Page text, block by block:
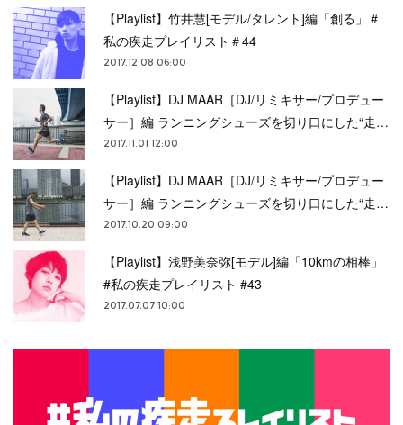
【Playlist】竹井慧[モデル/タレント]編「創る」＃
私の疾走プレイリスト＃44
2017.12.08 06:00
【Playlist】DJ MAAR［DJ/リミキサー/プロデュー
サー］編 ランニングシューズを切り口にした“走…
2017.11.01 12:00
【Playlist】DJ MAAR［DJ/リミキサー/プロデュー
サー］編 ランニングシューズを切り口にした“走…
2017.10.20 09:00
【Playlist】浅野美奈弥[モデル]編「10kmの相棒」
#私の疾走プレイリスト #43
2017.07.07 10:00